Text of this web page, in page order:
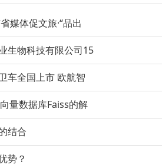
媒体促文旅·“品出
生物科技有限公司15
车全国上市 欧航智
量数据库Faiss的解
结合
势？